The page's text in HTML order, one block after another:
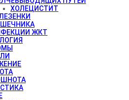
ХОЛЕЦИСТИТ
ЖКТ